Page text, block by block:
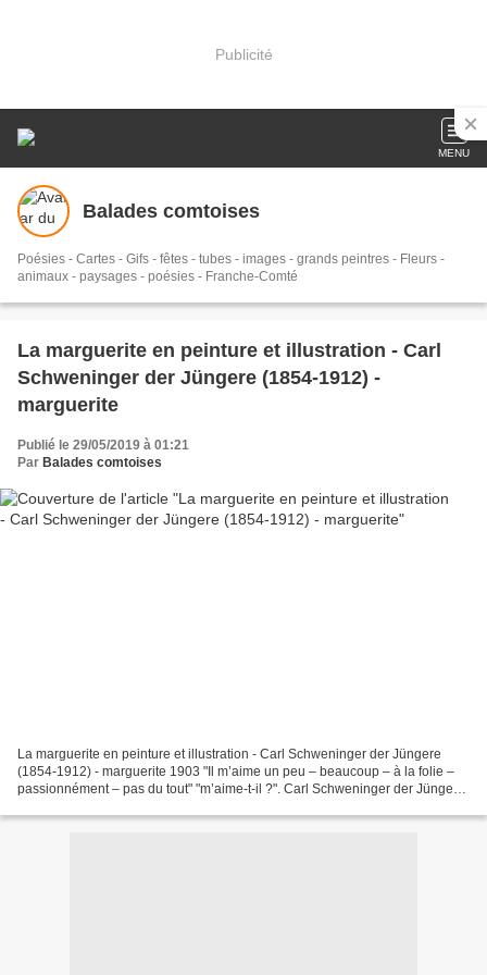
Publicité
MENU
Balades comtoises
Poésies - Cartes - Gifs - fêtes - tubes - images - grands peintres - Fleurs -
animaux - paysages - poésies - Franche-Comté
La marguerite en peinture et illustration - Carl
Schweninger der Jüngere (1854-1912) -
marguerite
Publié le 29/05/2019 à 01:21
Par Balades comtoises
La marguerite en peinture et illustration - Carl Schweninger der Jüngere
(1854-1912) - marguerite 1903 "Il m’aime un peu – beaucoup – à la folie –
passionnément – pas du tout" "m’aime-t-il ?". Carl Schweninger der Jüngere